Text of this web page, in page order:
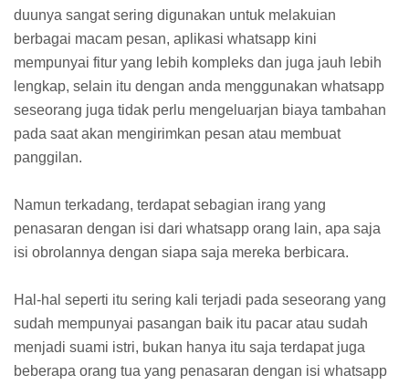
duunya sangat sering digunakan untuk melakuian
berbagai macam pesan, aplikasi whatsapp kini
mempunyai fitur yang lebih kompleks dan juga jauh lebih
lengkap, selain itu dengan anda menggunakan whatsapp
seseorang juga tidak perlu mengeluarjan biaya tambahan
pada saat akan mengirimkan pesan atau membuat
panggilan.
Namun terkadang, terdapat sebagian irang yang
penasaran dengan isi dari whatsapp orang lain, apa saja
isi obrolannya dengan siapa saja mereka berbicara.
Hal-hal seperti itu sering kali terjadi pada seseorang yang
sudah mempunyai pasangan baik itu pacar atau sudah
menjadi suami istri, bukan hanya itu saja terdapat juga
beberapa orang tua yang penasaran dengan isi whatsapp